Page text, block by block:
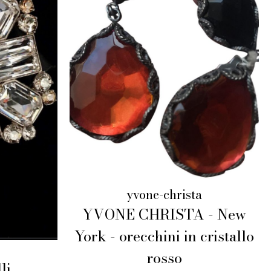
yvone-christa
YVONE CHRISTA - New
York - orecchini in cristallo
rosso